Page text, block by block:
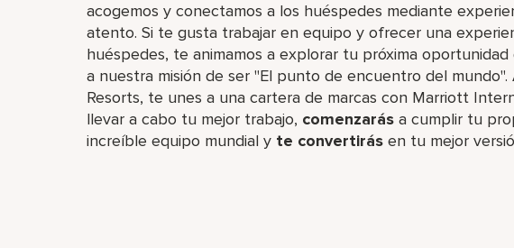
acogemos y conectamos a los huéspedes mediante
atento. Si te gusta trabajar en equipo y ofrecer una
huéspedes, te animamos a explorar tu próxima
a nuestra misión de ser "El punto de encuentro del
Resorts, te unes a una cartera de marcas con Marriott
llevar a cabo tu mejor trabajo,​ comenzarás a cumplir tu
increíble​ equipo mundial y te convertirás en tu mejor